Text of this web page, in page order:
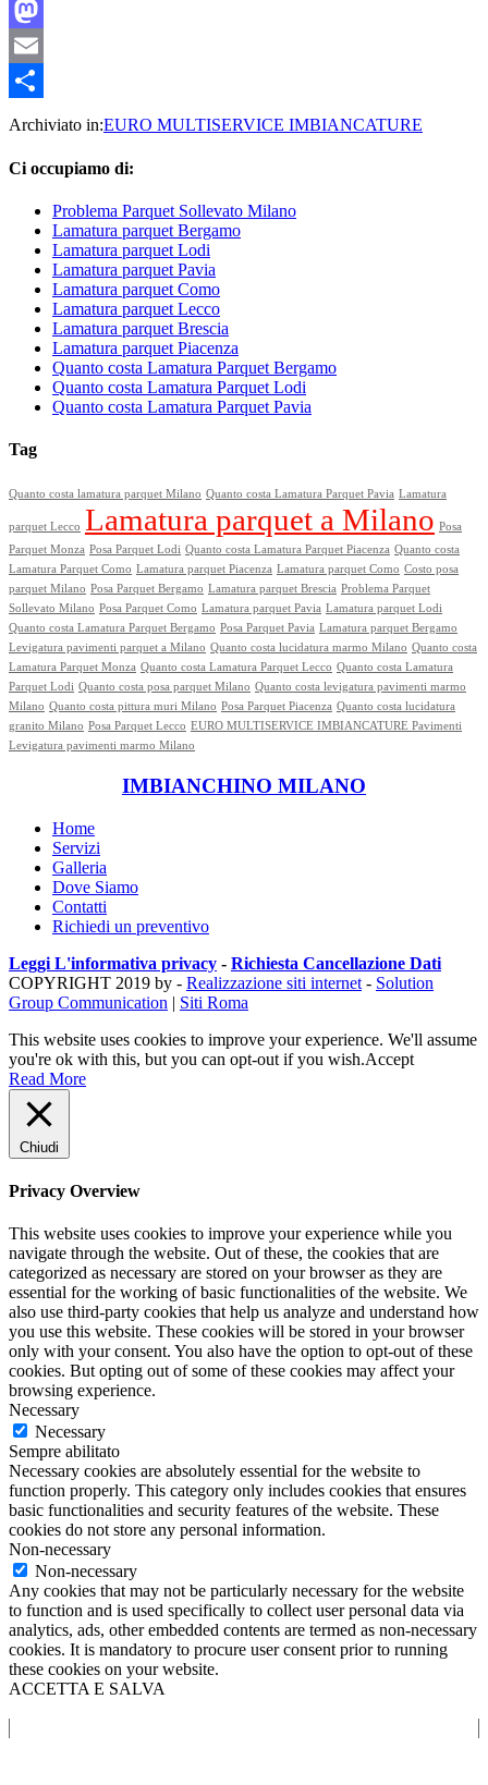
Facebook
Mastodon
Email
Condividi
Archiviato in:EURO MULTISERVICE IMBIANCATURE
Ci occupiamo di:
Problema Parquet Sollevato Milano
Lamatura parquet Bergamo
Lamatura parquet Lodi
Lamatura parquet Pavia
Lamatura parquet Como
Lamatura parquet Lecco
Lamatura parquet Brescia
Lamatura parquet Piacenza
Quanto costa Lamatura Parquet Bergamo
Quanto costa Lamatura Parquet Lodi
Quanto costa Lamatura Parquet Pavia
Tag
Quanto costa lamatura parquet Milano Quanto costa Lamatura Parquet Pavia Lamatura
parquet Lecco Lamatura parquet a Milano Posa
Parquet Monza Posa Parquet Lodi Quanto costa Lamatura Parquet Piacenza Quanto costa
Lamatura Parquet Como Lamatura parquet Piacenza Lamatura parquet Como Costo posa
parquet Milano Posa Parquet Bergamo Lamatura parquet Brescia Problema Parquet
Sollevato Milano Posa Parquet Como Lamatura parquet Pavia Lamatura parquet Lodi
Quanto costa Lamatura Parquet Bergamo Posa Parquet Pavia Lamatura parquet Bergamo
Levigatura pavimenti parquet a Milano Quanto costa lucidatura marmo Milano Quanto costa
Lamatura Parquet Monza Quanto costa Lamatura Parquet Lecco Quanto costa Lamatura
Parquet Lodi Quanto costa posa parquet Milano Quanto costa levigatura pavimenti marmo
Milano Quanto costa pittura muri Milano Posa Parquet Piacenza Quanto costa lucidatura
granito Milano Posa Parquet Lecco EURO MULTISERVICE IMBIANCATURE Pavimenti
Levigatura pavimenti marmo Milano
IMBIANCHINO MILANO
Home
Servizi
Galleria
Dove Siamo
Contatti
Richiedi un preventivo
Leggi L'informativa privacy - Richiesta Cancellazione Dati
COPYRIGHT 2019 by - Realizzazione siti internet - Solution
Group Communication | Siti Roma
This website uses cookies to improve your experience. We'll assume
you're ok with this, but you can opt-out if you wish.Accept
Read More
Chiudi
Privacy Overview
This website uses cookies to improve your experience while you
navigate through the website. Out of these, the cookies that are
categorized as necessary are stored on your browser as they are
essential for the working of basic functionalities of the website. We
also use third-party cookies that help us analyze and understand how
you use this website. These cookies will be stored in your browser
only with your consent. You also have the option to opt-out of these
cookies. But opting out of some of these cookies may affect your
browsing experience.
Necessary
Necessary
Sempre abilitato
Necessary cookies are absolutely essential for the website to
function properly. This category only includes cookies that ensures
basic functionalities and security features of the website. These
cookies do not store any personal information.
Non-necessary
Non-necessary
Any cookies that may not be particularly necessary for the website
to function and is used specifically to collect user personal data via
analytics, ads, other embedded contents are termed as non-necessary
cookies. It is mandatory to procure user consent prior to running
these cookies on your website.
ACCETTA E SALVA